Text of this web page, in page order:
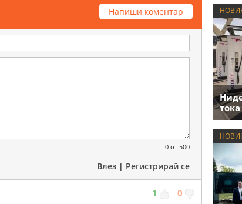
Напиши коментар
0 от 500
Влез | Регистрирай се
1 0